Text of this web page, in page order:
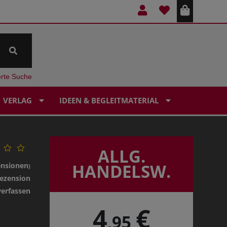
Suche
VERLAG IDEEN & BEGLEITMATERIAL
) ALLG.
HANDELSW.
4,95 €